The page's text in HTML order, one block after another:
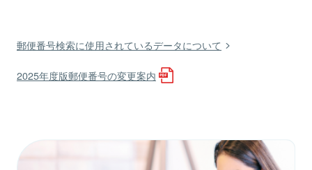
郵便番号検索に使用されているデータについて
2025年度版郵便番号の変更案内